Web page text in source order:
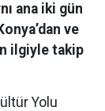
ana iki gün
ve
ilgiyle takip
Yolu